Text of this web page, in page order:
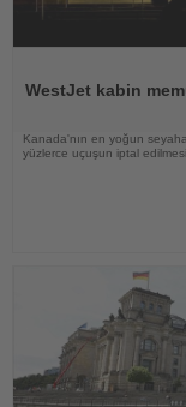
WestJet kabin
Kanada'nın en yoğun
yüzlerce uçuşun iptal